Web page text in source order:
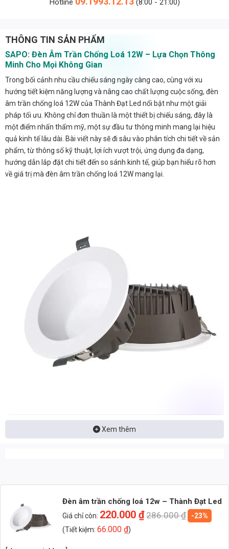
Hotline (8:00 - 21:00)
THÔNG TIN SẢN PHẨM
SAPO: Đèn Âm Trần Chống Loá 12W – Lựa Chọn Thông
Minh Cho Mọi Không Gian
Trong bối cảnh nhu cầu chiếu sáng ngày càng cao, cùng với xu
hướng tiết kiệm năng lượng và nâng cao chất lượng cuộc sống, đèn
âm trần chống loá 12W của Thành Đạt Led nổi bật như một giải
pháp tối ưu. Không chỉ đơn thuần là một thiết bị chiếu sáng, đây là
một điểm nhấn thẩm mỹ, một sự đầu tư thông minh mang lại hiệu
quả kinh tế lâu dài. Bài viết này sẽ đi sâu vào phân tích chi tiết về sản
phẩm, từ thông số kỹ thuật, lợi ích vượt trội, ứng dụng đa dạng,
hướng dẫn lắp đặt chi tiết đến so sánh kinh tế, giúp bạn hiểu rõ hơn
về giá trị mà đèn âm trần chống loá 12W mang lại.
Nhận báo giá đèn LED – tư vấn nhanh & giá tận xưởng
Zalo 2 (Hỗ trợ nhanh)
Xem thêm
Đèn âm trần chống loá 12w – Thành Đạt Led
Giá chỉ còn: 220.000₫286.000₫
-23%
(Tiết kiệm:66.000₫)